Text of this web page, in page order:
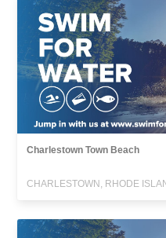
Charlestown Town Beach
CHARLESTOWN, RHODE